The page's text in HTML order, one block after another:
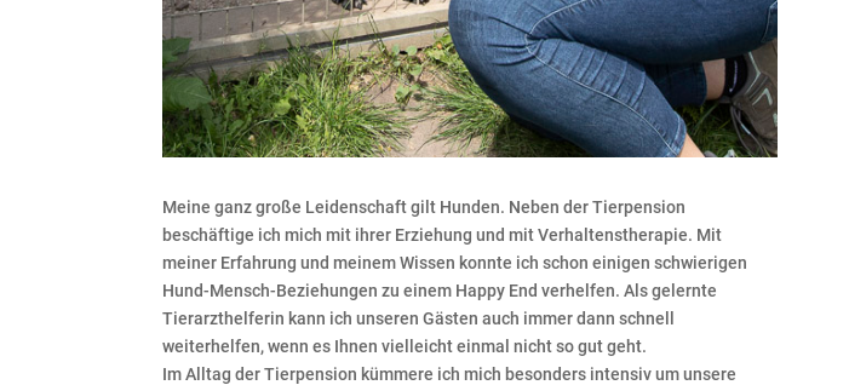
Meine ganz große Leidenschaft gilt Hunden. Neben der Tierpension
beschäftige ich mich mit ihrer Erziehung und mit Verhaltenstherapie. Mit
meiner Erfahrung und meinem Wissen konnte ich schon einigen schwierigen
Hund-Mensch-Beziehungen zu einem Happy End verhelfen. Als gelernte
Tierarzthelferin kann ich unseren Gästen auch immer dann schnell
weiterhelfen, wenn es Ihnen vielleicht einmal nicht so gut geht.
Im Alltag der Tierpension kümmere ich mich besonders intensiv um unsere